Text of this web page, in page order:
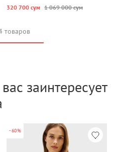
320 700 сум 1 069 000 сум
товаров
заинтересует
-60%